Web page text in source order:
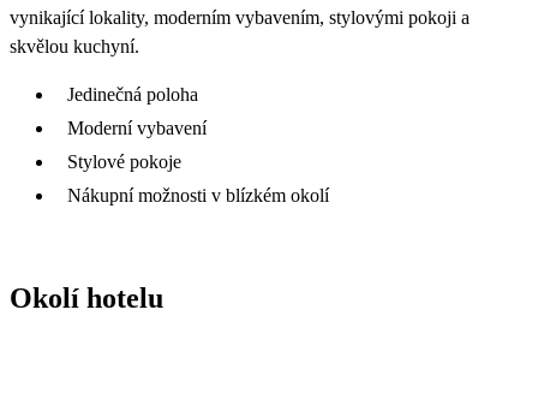
vynikající lokality, moderním vybavením, stylovými pokoji a
skvělou kuchyní.
Jedinečná poloha
Moderní vybavení
Stylové pokoje
Nákupní možnosti v blízkém okolí
Okolí hotelu